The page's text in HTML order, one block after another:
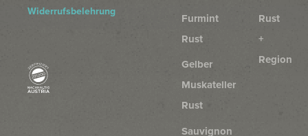
Widerrufsbelehrung
Furmint
Rust
Gelber
Muskateller
Rust
Sauvignon
Rust
+
Region